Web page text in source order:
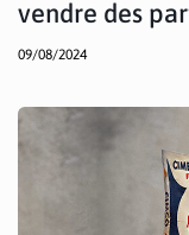
vendre des
09/08/2024